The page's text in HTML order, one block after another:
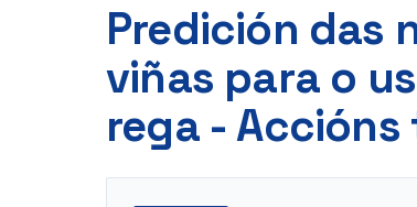
Predición das
viñas para o
rega - Accións